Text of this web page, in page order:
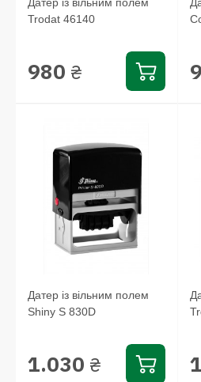
Trodat 46140
980 ₴
Датер із вільним полем
Shiny S 830D
1.030 ₴